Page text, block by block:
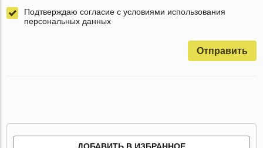
Подтверждаю согласие с условиями использования
персональных данных
Отправить
ДОБАВИТЬ В ИЗБРАННОЕ